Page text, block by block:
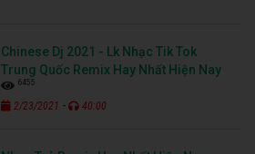
Chinese Dj 2021 - Lk Nhạc Tik Tok
Trung Quốc Remix Hay Nhất Hiện Nay
6455
2/23/2021 - 40:00